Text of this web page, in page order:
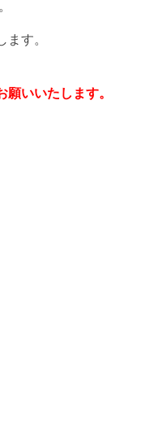
す。
いいたします。